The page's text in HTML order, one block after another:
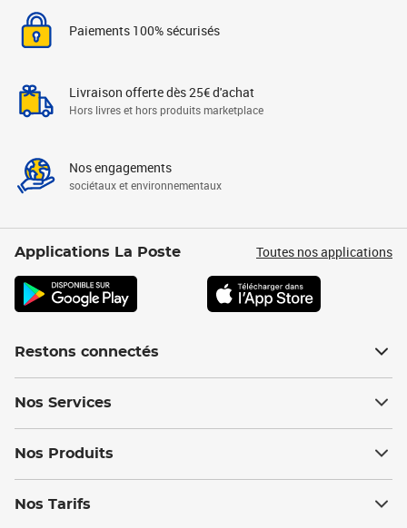
Paiements 100% sécurisés
Livraison offerte dès 25€ d'achat
Hors livres et hors produits marketplace
Nos engagements
sociétaux et environnementaux
Applications La Poste Toutes nos applications
Restons connectés
Nos Services
Nos Produits
Nos Tarifs